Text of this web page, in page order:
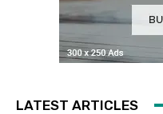
LATEST ARTICLES